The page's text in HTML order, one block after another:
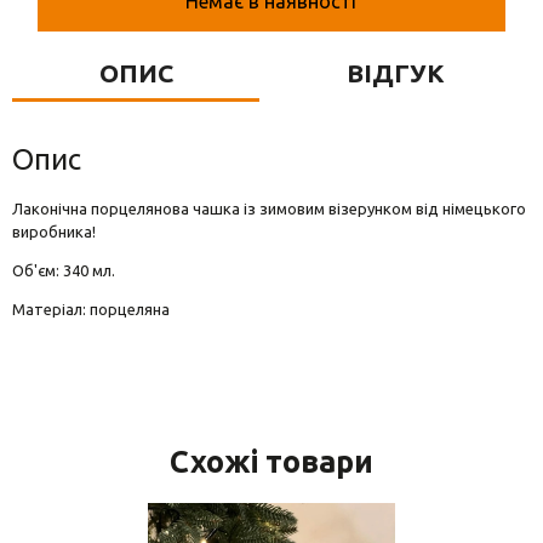
Фігурки та статуетки
ОПИС ВІДГУК
Опис
Лаконічна порцелянова чашка із зимовим візерунком від німецького
виробника!
Об'єм: 340 мл.
Матеріал: порцеляна
Схожі товари